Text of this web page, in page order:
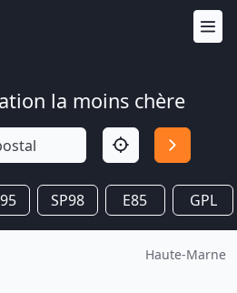
la moins chère
SP98 E85 GPL
Haute-Marne